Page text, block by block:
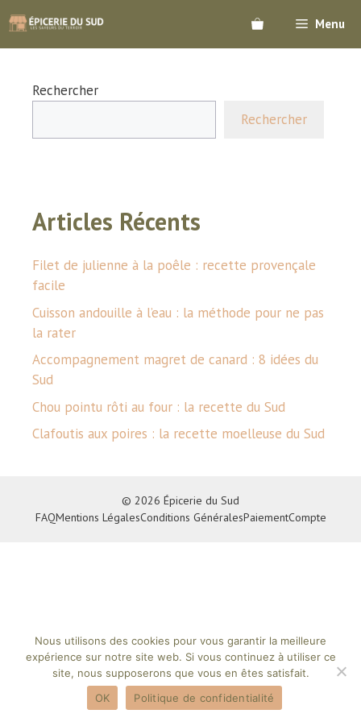
au
contenu
Menu
Rechercher
Rechercher
Articles Récents
Filet de julienne à la poêle : recette provençale
facile
Cuisson andouille à l’eau : la méthode pour ne pas
la rater
Accompagnement magret de canard : 8 idées du
Sud
Chou pointu rôti au four : la recette du Sud
Clafoutis aux poires : la recette moelleuse du Sud
© 2026 Épicerie du Sud
FAQMentions LégalesConditions GénéralesPaiementCompte
Nous utilisons des cookies pour vous garantir la meilleure
expérience sur notre site web. Si vous continuez à utiliser ce
site, nous supposerons que vous en êtes satisfait.
OK
Politique de confidentialité